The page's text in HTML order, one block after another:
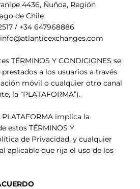
4436, Ñuñoa, Región
de Chile
/ +34 647968886
info@atlanticexchanges.com
TÉRMINOS Y CONDICIONES se
a los usuarios a través
móvil o cualquier otro canal
la “PLATAFORMA”).
implica la
estos TÉRMINOS Y
de Privacidad, y cualquier
aplicable que rija el uso de los